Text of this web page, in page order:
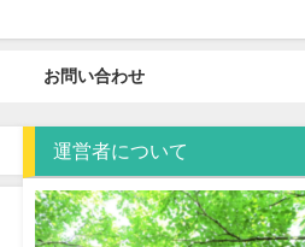
お問い合わせ
運営者について